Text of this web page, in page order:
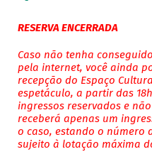
RESERVA ENCERRADA
Caso não tenha
pela internet, você ainda
recepção do Espaço
espetáculo, a partir das
ingressos reservados e
receberá apenas um
o caso, estando o número
sujeito à lotação máxima